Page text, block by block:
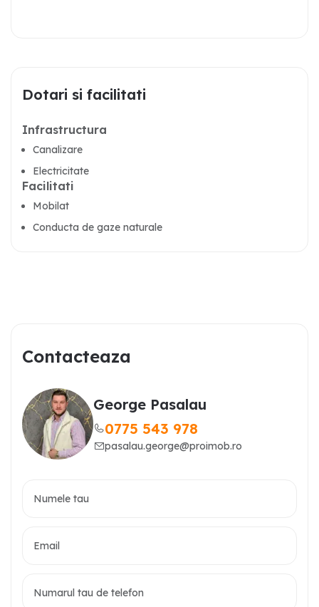
Dotari si facilitati
Infrastructura
Canalizare
Electricitate
Facilitati
Mobilat
Conducta de gaze naturale
Contacteaza
George Pasalau
0775 543 978
pasalau.george@proimob.ro